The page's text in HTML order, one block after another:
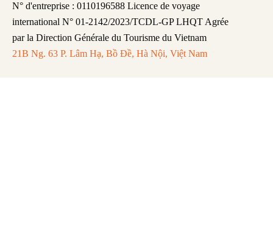
N° d'entreprise : 0110196588 Licence de voyage
international N° 01-2142/2023/TCDL-GP LHQT Agrée
par la Direction Générale du Tourisme du Vietnam
21B Ng. 63 P. Lâm Hạ, Bồ Đề, Hà Nội, Việt Nam